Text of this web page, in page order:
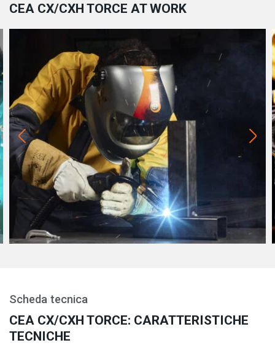
CEA CX/CXH TORCE AT WORK
Scheda tecnica
CEA CX/CXH TORCE: CARATTERISTICHE
TECNICHE